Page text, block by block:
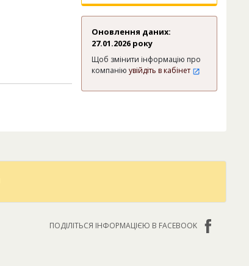
Оновлення даних:
27.01.2026 року
Щоб змінити інформацію про
компанію увійдіть в кабінет
ПОДІЛІТЬСЯ ІНФОРМАЦІЄЮ В FACEBOOK